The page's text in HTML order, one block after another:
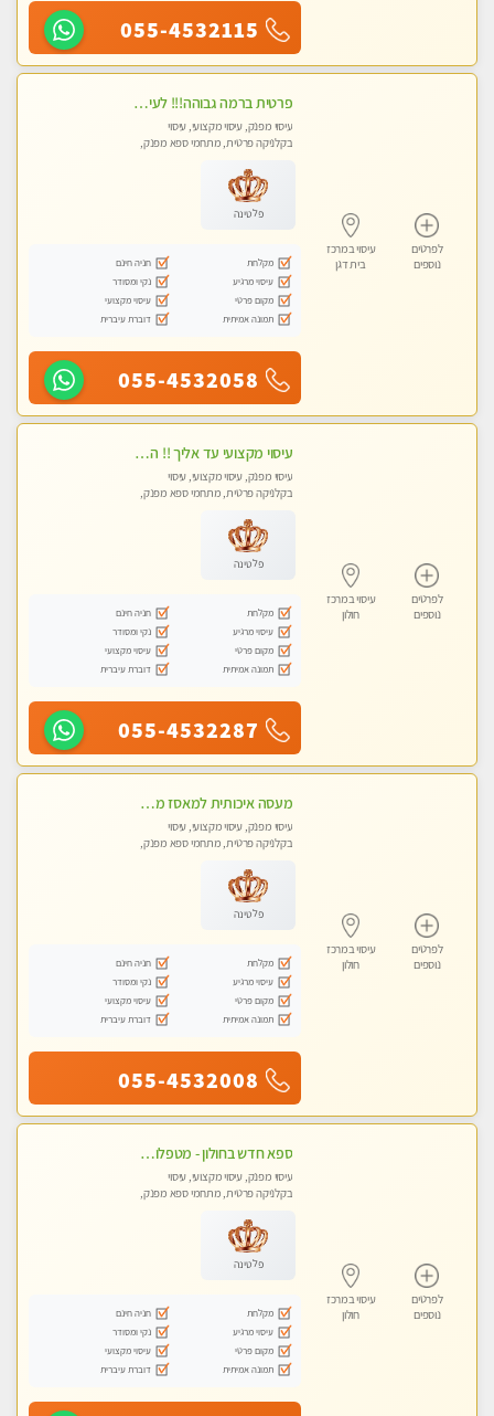
055-4532115
לפרטים
נוספים
עיסוי במרכז
בית דגן
פרטית ברמה גבוהה!!! לעיסוי מפנק vip מומלץ לרציניים בלבד!!ללא מין
עיסוי מפנק, עיסוי מקצועי, עיסוי
בקלניקה פרטית, מתחמי ספא מפנק,
פלטינה
מקלחת
חניה חינם
עיסוי מרגיע
נקי ומסודר
מקום פרטי
עיסוי מקצועי
תמונה אמיתית
דוברת עיברית
055-4532058
לפרטים
נוספים
עיסוי במרכז
חולון
עיסוי מקצועי עד אליך !! הזמנה מהירה לעיסוי מפנק ומדהים
עיסוי מפנק, עיסוי מקצועי, עיסוי
בקלניקה פרטית, מתחמי ספא מפנק,
פלטינה
מקלחת
חניה חינם
עיסוי מרגיע
נקי ומסודר
מקום פרטי
עיסוי מקצועי
תמונה אמיתית
דוברת עיברית
055-4532287
לפרטים
נוספים
עיסוי במרכז
חולון
מעסה איכותית למאסז מקצועי ומפנק לכל שרירי הגוף
עיסוי מפנק, עיסוי מקצועי, עיסוי
בקלניקה פרטית, מתחמי ספא מפנק,
פלטינה
מקלחת
חניה חינם
עיסוי מרגיע
נקי ומסודר
מקום פרטי
עיסוי מקצועי
תמונה אמיתית
דוברת עיברית
055-4532008
לפרטים
נוספים
עיסוי במרכז
חולון
ספא חדש בחולון - מטפלות מקצועיות ברמה גבוהה מומלץ מאוד !!! . . highly recommended..new in the city -אין פרטים נוספים במקום -ללא מין !!
עיסוי מפנק, עיסוי מקצועי, עיסוי
בקלניקה פרטית, מתחמי ספא מפנק,
פלטינה
מקלחת
חניה חינם
עיסוי מרגיע
נקי ומסודר
מקום פרטי
עיסוי מקצועי
תמונה אמיתית
דוברת עיברית